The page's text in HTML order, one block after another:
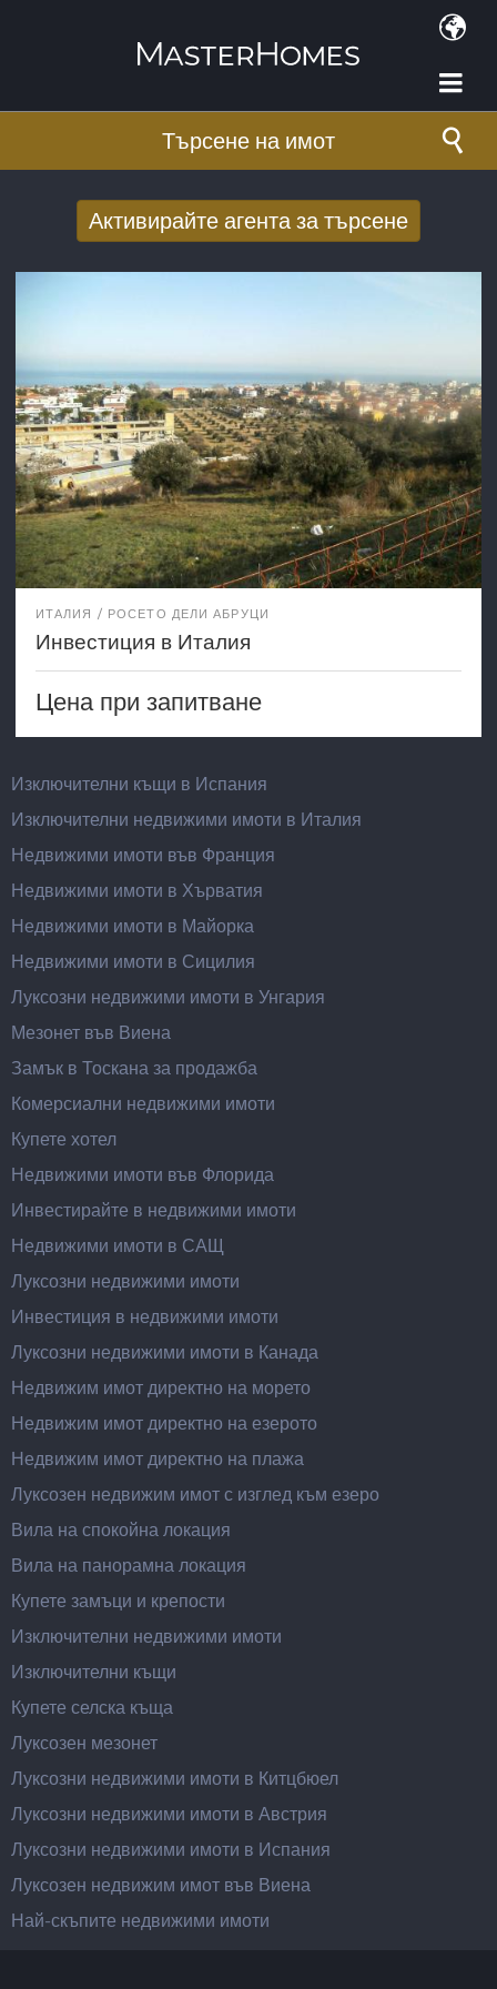
Търсене на имот
Активирайте агента за търсене
търсенето по имейл
ИТАЛИЯ РОСЕТО ДЕЛИ АБРУЦИ
Инвестиция в Италия
Цена при запитване
Изключителни къщи в Испания
Изключителни недвижими имоти в Италия
Недвижими имоти във Франция
Недвижими имоти в Хърватия
Недвижими имоти в Майорка
Недвижими имоти в Сицилия
Луксозни недвижими имоти в Унгария
Мезонет във Виена
Замък в Тоскана за продажба
Комерсиални недвижими имоти
Купете хотел
Недвижими имоти във Флорида
Инвестирайте в недвижими имоти
Недвижими имоти в САЩ
Луксозни недвижими имоти
Инвестиция в недвижими имоти
Луксозни недвижими имоти в Канада
Недвижим имот директно на морето
Недвижим имот директно на езерото
Недвижим имот директно на плажа
Луксозен недвижим имот с изглед към езеро
Вила на спокойна локация
Вила на панорамна локация
Купете замъци и крепости
Изключителни недвижими имоти
Изключителни къщи
Купете селска къща
Луксозен мезонет
Луксозни недвижими имоти в Китцбюел
Луксозни недвижими имоти в Австрия
Луксозни недвижими имоти в Испания
Луксозен недвижим имот във Виена
Най-скъпите недвижими имоти